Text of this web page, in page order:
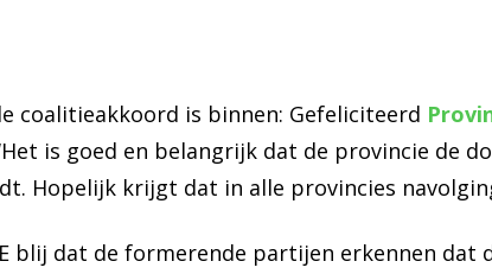
coalitieakkoord is binnen: Gefeliciteerd
is goed en belangrijk dat de provincie de
Hopelijk krijgt dat in alle provincies
blij dat de formerende partijen erkennen dat